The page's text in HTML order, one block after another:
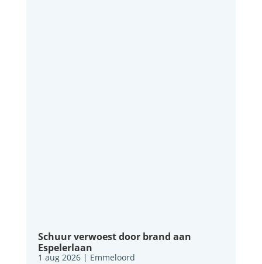
Schuur verwoest door brand aan
Espelerlaan
1 aug 2026| Emmeloord